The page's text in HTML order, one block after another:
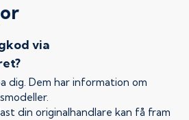
via
dig. Dem har information om
din originalhandlare kan få fram